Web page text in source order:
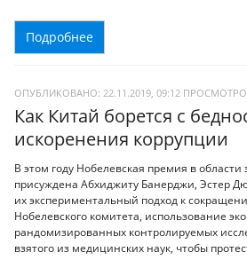
Подробнее
ОПУБЛИКОВАНО: 22.11.2019, 09:12
Как Китай борется с
искоренения коррупции
В этом году Нобелевская премия в
присуждена Абхиджиту Банерджи, Эстер
их экспериментальный подход к
Нобелевского комитета, использование
рандомизированных контролируемых
взятого из медицинских наук, чтобы